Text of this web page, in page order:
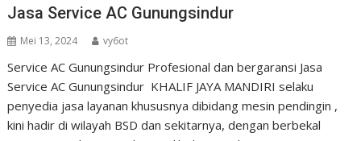
Jasa Service AC Gunungsindur
Mei 13, 2024 vy6ot
Service AC Gunungsindur Profesional dan bergaransi Jasa
Service AC Gunungsindur KHALIF JAYA MANDIRI selaku
penyedia jasa layanan khususnya dibidang mesin pendingin ,
kini hadir di wilayah BSD dan sekitarnya, dengan berbekal